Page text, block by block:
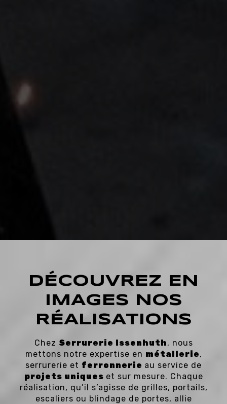
DÉCOUVREZ EN
IMAGES NOS
RÉALISATIONS
Chez Serrurerie Issenhuth, nous
mettons notre expertise en métallerie,
serrurerie et ferronnerie au service de
projets uniques et sur mesure. Chaque
réalisation, qu’il s’agisse de grilles, portails,
escaliers ou blindage de portes, allie